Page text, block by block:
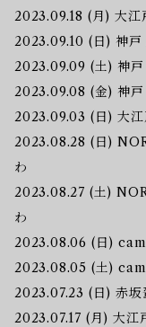
2023.09.18 (月) 大江
2023.09.10 (日) 神
2023.09.09 (土) 神
2023.09.08 (金) 神
2023.09.03 (日) 大江
2023.08.28 (日)
わ
2023.08.27 (土)
わ
2023.08.06 (日)
2023.08.05 (土)
2023.07.23 (日) 赤
2023.07.17 (月) 大江